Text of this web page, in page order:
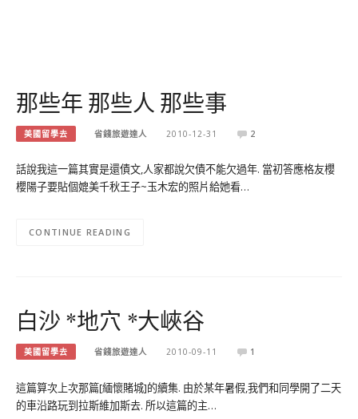
那些年 那些人 那些事
美國留學去 省錢旅遊達人 2010-12-31 2
話說我這一篇其實是還債文,人家都說欠債不能欠過年. 當初答應格友櫻
櫻陽子要貼個媲美千秋王子~玉木宏的照片給她看…
CONTINUE READING
白沙 *地穴 *大峽谷
美國留學去 省錢旅遊達人 2010-09-11 1
這篇算次上次那篇[緬懷賭城]的續集. 由於某年暑假,我們和同學開了二天
的車沿路玩到拉斯維加斯去. 所以這篇的主…